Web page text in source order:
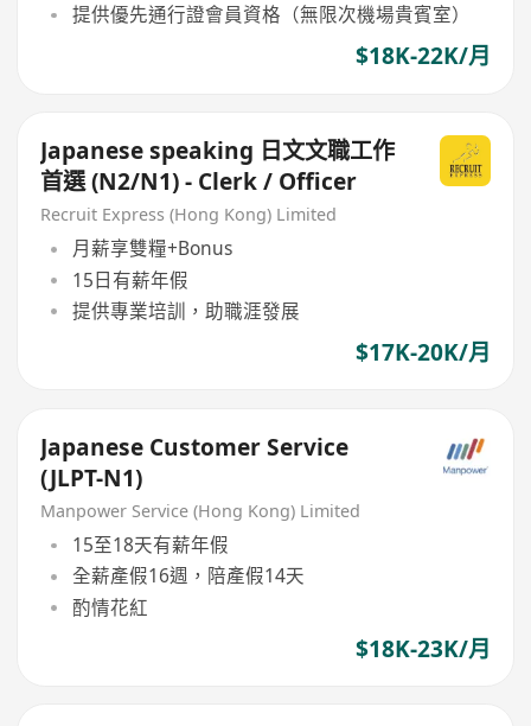
提供優先通行證會員資格（無限次機場貴賓室）
$18K-22K/月
Japanese speaking 日文文職工作
首選 (N2/N1) - Clerk / Officer
Recruit Express (Hong Kong) Limited
月薪享雙糧+Bonus
15日有薪年假
提供專業培訓，助職涯發展
$17K-20K/月
Japanese Customer Service
(JLPT-N1)
Manpower Service (Hong Kong) Limited
15至18天有薪年假
全薪產假16週，陪產假14天
酌情花紅
$18K-23K/月